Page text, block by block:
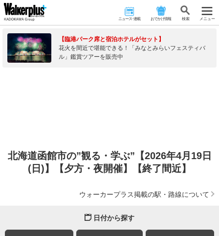
ニュース･連載 おでかけ情報 検 索 メニュー
【臨港パーク席と宿泊ホテルがセット】
花火を間近で堪能できる！「みなとみらいフェスティバ
ル」鑑賞ツアーを販売中
北海道函館市の”観る・学ぶ”【2026年4月19日
(日)】【夕方・夜開催】【終了間近】
ウォーカープラス掲載の駅・路線について
日付から探す